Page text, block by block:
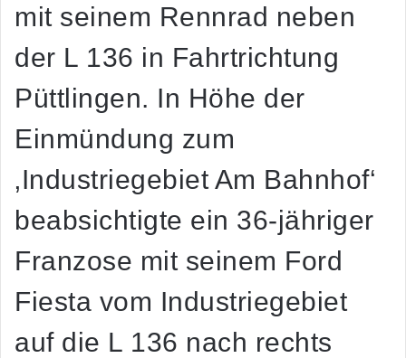
mit seinem Rennrad neben
der L 136 in Fahrtrichtung
Püttlingen. In Höhe der
Einmündung zum
‚Industriegebiet Am Bahnhof‘
beabsichtigte ein 36-jähriger
Franzose mit seinem Ford
Fiesta vom Industriegebiet
auf die L 136 nach rechts